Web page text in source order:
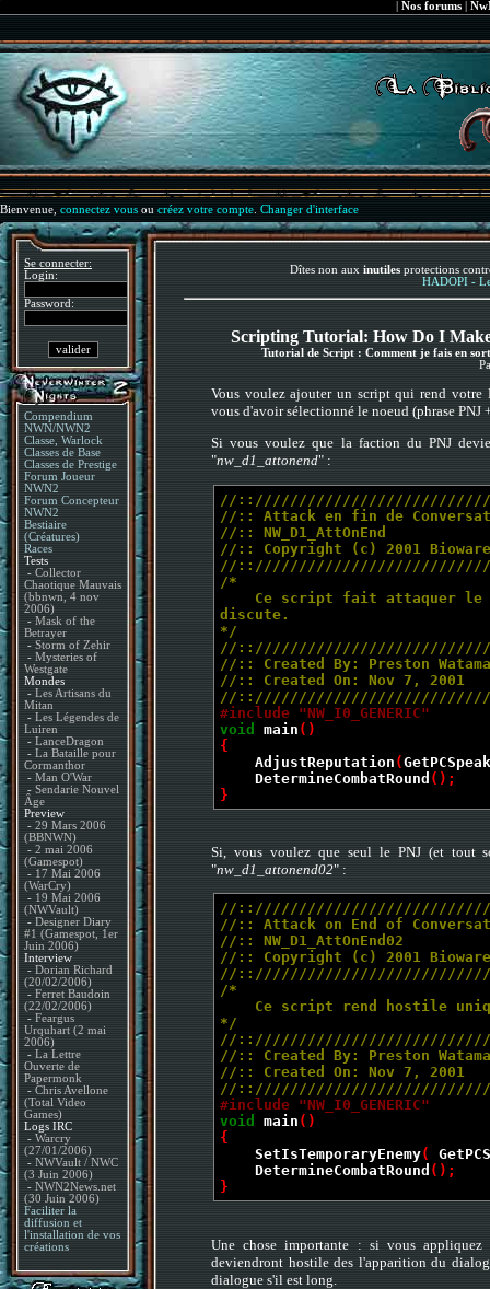
Nos forums|
Bienvenue, connectez vous ou créez votre compte Changer d'interface
Se connecter:
Login:
Password:
Compendium
NWN/NWN2
Classe, Warlock
Classes de Base
Classes de Prestige
Forum Joueur
NWN2
Forum Concepteur
NWN2
Bestiaire
(Créatures)
Races
Tests
- Collector
Chaotique Mauvais
(bbnwn, 4 nov
2006)
- Mask of the
Betrayer
- Storm of Zehir
- Mysteries of
Westgate
Mondes
- Les Artisans du
Mitan
- Les Légendes de
Luiren
- LanceDragon
- La Bataille pour
Cormanthor
- Man O'War
- Sendarie Nouvel
Âge
Preview
- 29 Mars 2006
(BBNWN)
- 2 mai 2006
(Gamespot)
- 17 Mai 2006
(WarCry)
- 19 Mai 2006
(NWVault)
- Designer Diary
#1 (Gamespot, 1er
Juin 2006)
Interview
- Dorian Richard
(20/02/2006)
- Ferret Baudoin
(22/02/2006)
- Feargus
Urquhart (2 mai
2006)
- La Lettre
Ouverte de
Papermonk
- Chris Avellone
(Total Video
Games)
Logs IRC
- Warcry
(27/01/2006)
- NWVault / NWC
(3 Juin 2006)
- NWN2News.net
(30 Juin 2006)
Faciliter la
diffusion et
l'installation de vos
créations
Dîtes non aux inutiles protections
HADOPI -
Scripting Tutorial: How Do I
Tutorial de Script : Comment je fais en
Vous voulez ajouter un script qui rend votre
vous d'avoir sélectionné le noeud (phrase PNJ
Si vous voulez que la faction du PNJ
"nw_d1_attonend" :
//
//:: Attack en fin de
//:: NW_D1_AttOnEnd
//:: Copyright (c) 2001
//
/*
Ce script fait attaquer le
discute.
*/
//
//:: Created By: Preston
//:: Created On: Nov 7, 2001
//
#include "NW_I0_GENERIC"
void
main ()
{
AdjustReputation (
DetermineCombatRound ();
}
Si, vous voulez que seul le PNJ (et tout
"nw_d1_attonend02" :
//
//:: Attack on End of
//:: NW_D1_AttOnEnd02
//:: Copyright (c) 2001
//
/*
Ce script rend hostile
*/
//
//:: Created By: Preston
//:: Created On: Nov 7, 2001
//
#include "NW_I0_GENERIC"
void
main ()
{
SetIsTemporaryEnemy(
DetermineCombatRound ();
}
Une chose importante : si vous
deviendront hostile des l'apparition du
dialogue s'il est long.